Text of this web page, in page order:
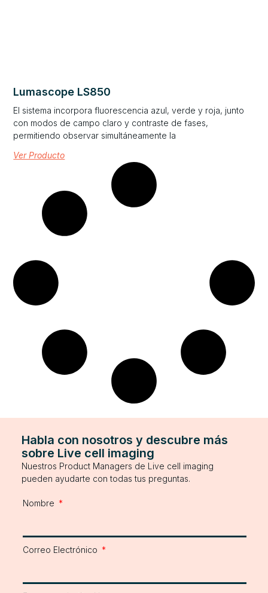
Lumascope LS850
El sistema incorpora fluorescencia azul, verde y roja, junto
con modos de campo claro y contraste de fases,
permitiendo observar simultáneamente la
Ver Producto
Habla con nosotros y descubre más
sobre Live cell imaging
Nuestros Product Managers de Live cell imaging
pueden ayudarte con todas tus preguntas.
Nombre
Correo Electrónico